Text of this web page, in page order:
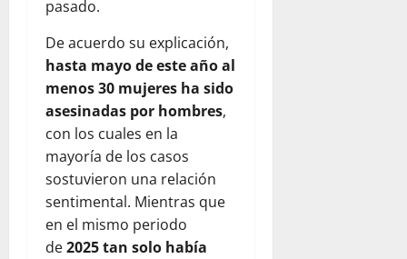
pasado.
De acuerdo su explicación,
hasta mayo de este año al
menos 30 mujeres ha sido
asesinadas por hombres,
con los cuales en la
mayoría de los casos
sostuvieron una relación
sentimental. Mientras que
en el mismo periodo
de2025 tan solo había